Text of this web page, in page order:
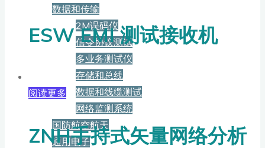
数据和传输
2M误码仪
信令协议测试
多业务测试仪
存储和总线
数据和线缆测试
网络监测系统
国防航空航天
通用电子
ESW EMI 测试接收机
阅读更多
ZNH手持式矢量网络分析